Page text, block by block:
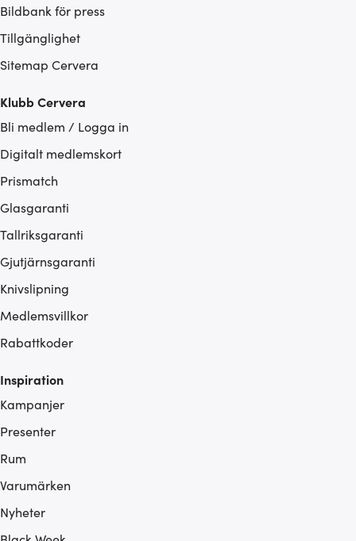
Bildbank för press
Tillgänglighet
Sitemap Cervera
Klubb Cervera
Bli medlem / Logga in
Digitalt medlemskort
Prismatch
Glasgaranti
Tallriksgaranti
Gjutjärnsgaranti
Knivslipning
Medlemsvillkor
Rabattkoder
Inspiration
Kampanjer
Presenter
Rum
Varumärken
Nyheter